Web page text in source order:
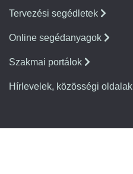
Tervezési segédletek
Online segédanyagok
Szakmai portálok
Hírlevelek, közösségi oldalak